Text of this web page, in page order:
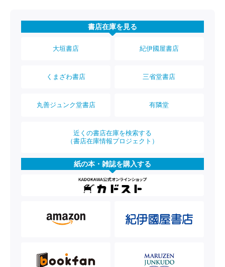
書店在庫を見る
大垣書店 紀伊國屋書店
くまざわ書店 三省堂書店
丸善ジュンク堂書店 有隣堂
近くの書店在庫を検索する
（書店在庫情報プロジェクト）
紙の本・雑誌を購入する